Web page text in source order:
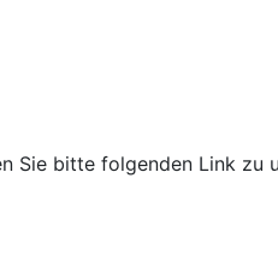
Sie bitte folgenden Link zu